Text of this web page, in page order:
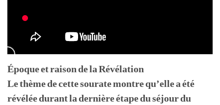
Époque et raison de la Révélation
Le thème de cette sourate montre qu’elle a été
révélée durant la dernière étape du séjour du